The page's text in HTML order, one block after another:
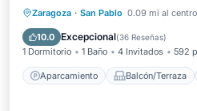
Zaragoza · San Pablo 0.09 mi al centro
10.0 Excepcional(36 Reseñas)
1 Dormitorio 1 Baño 4 Invitados 592
Aparcamiento Balcón/Terraza
Aparcamiento
Cocina
Aire